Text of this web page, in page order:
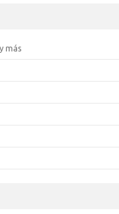
más